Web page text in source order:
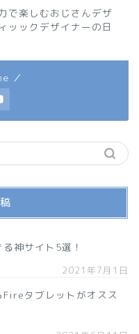
で楽しむおじさんデザ
ッックデザイナーの日
／
神サイト5選！
2021年7月1日
Fireタブレットがオスス